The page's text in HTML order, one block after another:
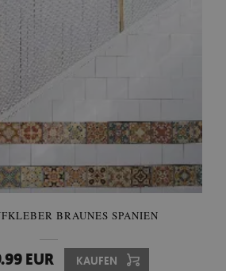
BRAUNES SPANIEN
EUR KAUFEN